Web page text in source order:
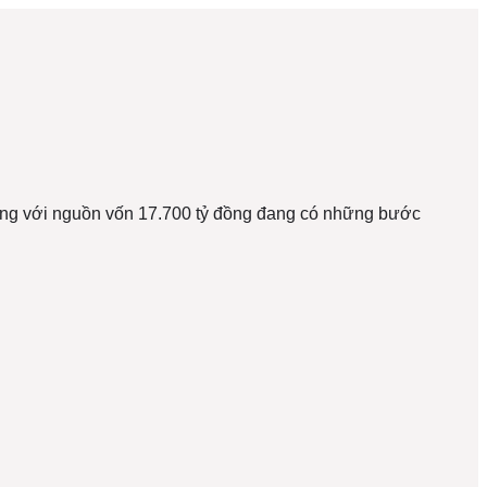
với nguồn vốn 17.700 tỷ đồng đang có những bước